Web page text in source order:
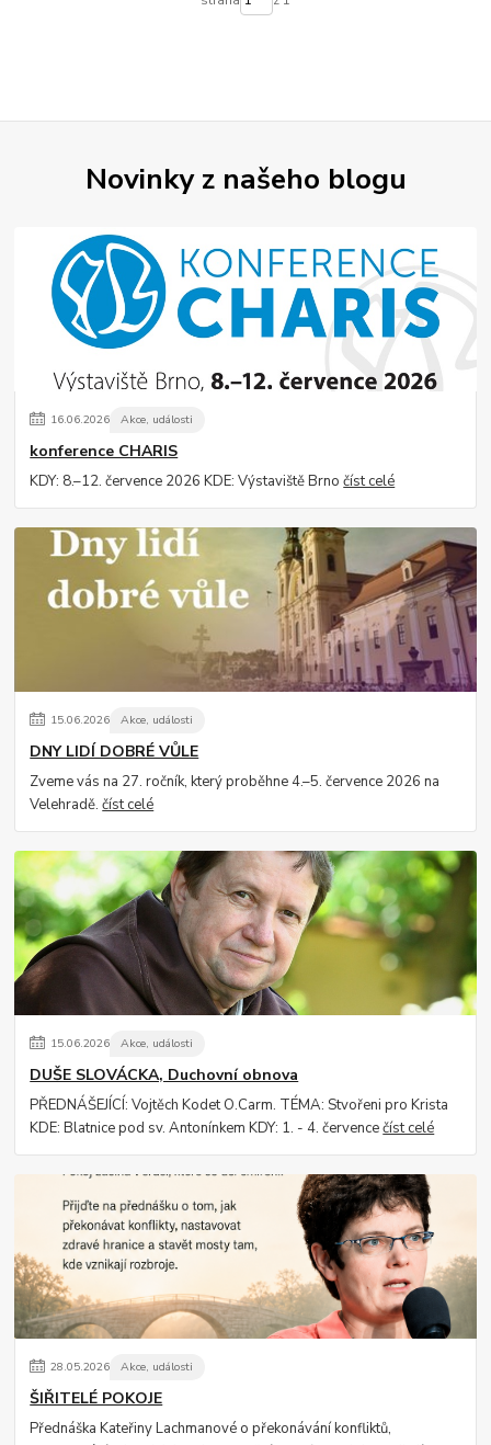
Novinky z našeho blogu
16.06.2026 Akce, události
konference CHARIS
KDY: 8.–12. července 2026 KDE: Výstaviště Brnočíst celé
15.06.2026 Akce, události
DNY LIDÍ DOBRÉ VŮLE
Zveme vás na 27. ročník, který proběhne 4.–5. července 2026 na
Velehradě.číst celé
15.06.2026 Akce, události
DUŠE SLOVÁCKA, Duchovní obnova
PŘEDNÁŠEJÍCÍ: Vojtěch Kodet O.Carm. TÉMA: Stvořeni pro Krista
KDE: Blatnice pod sv. Antonínkem KDY: 1. - 4. červencečíst celé
28.05.2026 Akce, události
ŠIŘITELÉ POKOJE
Přednáška Kateřiny Lachmanové o překonávání konfliktů,